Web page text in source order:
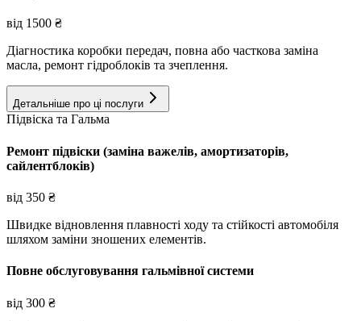
від 1500 ₴
Діагностика коробки передач, повна або часткова заміна
масла, ремонт гідроблоків та зчеплення.
Детальніше про ці послуги
Підвіска та Гальма
Ремонт підвіски (заміна важелів, амортизаторів,
сайлентблоків)
від 350 ₴
Швидке відновлення плавності ходу та стійкості автомобіля
шляхом заміни зношених елементів.
Повне обслуговування гальмівної системи
від 300 ₴